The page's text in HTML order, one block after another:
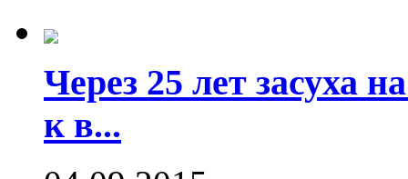
Через 25 лет засуха
к в...